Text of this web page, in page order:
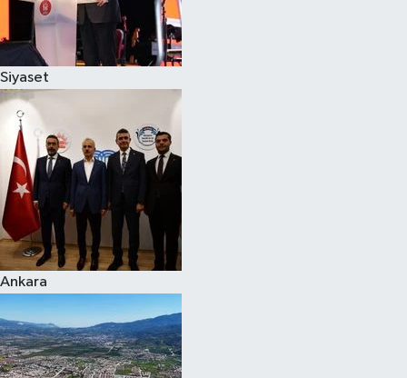
Siyaset
Ankara
Spor
Eğitim
Hava Durumu
Kadın
Kim kimdir?
Kültür Sanat